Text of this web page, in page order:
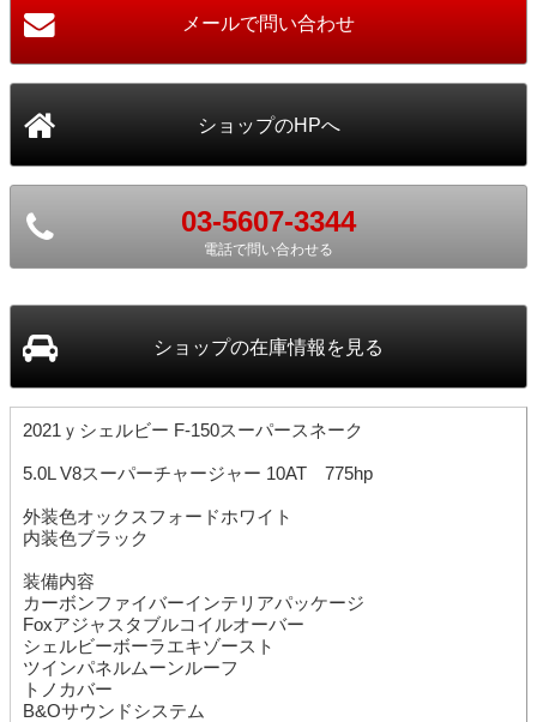
03-5607-3344
電話で問い合わせる
ショップの在庫情報を見る
2021ｙシェルビー F-150スーパースネーク
5.0L V8スーパーチャージャー 10AT 775hp
外装色オックスフォードホワイト
内装色ブラック
装備内容
カーボンファイバーインテリアパッケージ
Foxアジャスタブルコイルオーバー
シェルビーボーラエキゾースト
ツインパネルムーンルーフ
トノカバー
B&Oサウンドシステム